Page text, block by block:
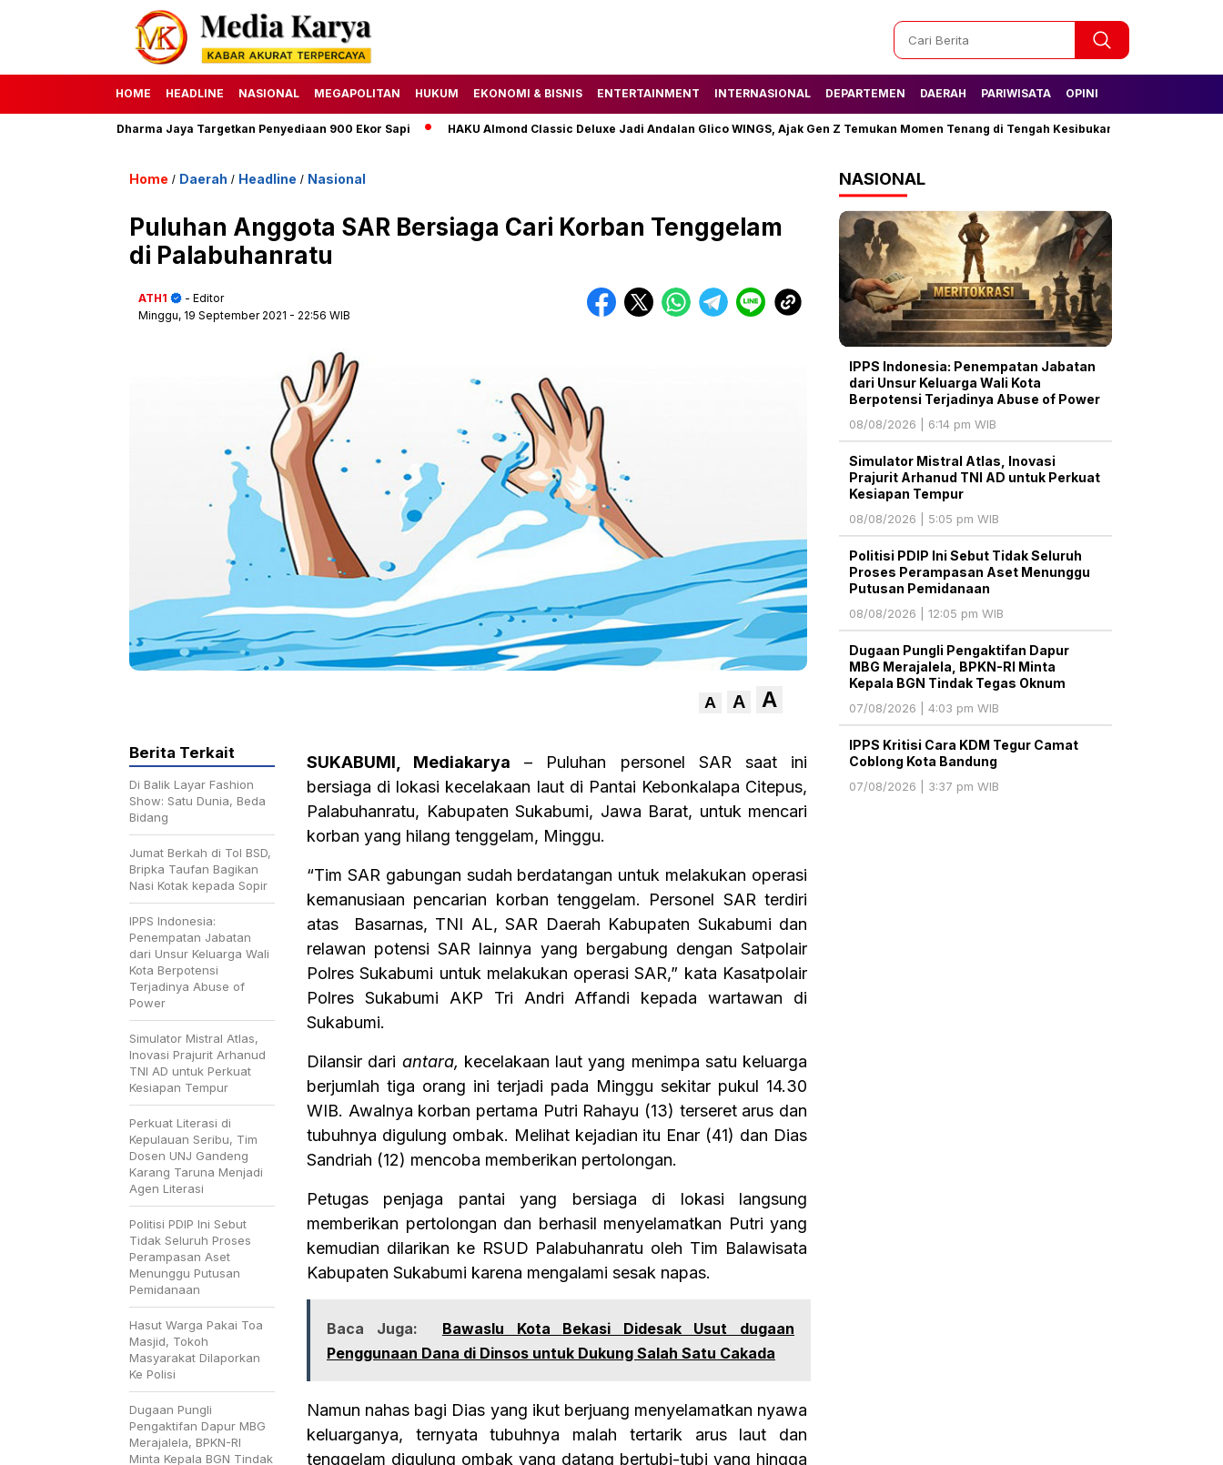
HOME HEADLINE NASIONAL MEGAPOLITAN HUKUM EKONOMI & BISNIS ENTERTAINMENT INTERNASIONAL DEPARTEMEN DAERAH PARIWISATA OPINI
H, Perumda Dharma Jaya Targetkan Penyediaan 900 Ekor Sapi HAKU Almond Classic Deluxe Jadi Andalan Glico WINGS, Ajak Gen Z Temukan Momen Tenang di Tengah Kesibukan
Home / Daerah / Headline / Nasional
Puluhan Anggota SAR Bersiaga Cari Korban Tenggelam
di Palabuhanratu
ATH1
- Editor
Minggu, 19 September 2021 - 22:56 WIB
A A A
SUKABUMI, Mediakarya – Puluhan personel SAR saat ini
bersiaga di lokasi kecelakaan laut di Pantai Kebonkalapa Citepus,
Palabuhanratu, Kabupaten Sukabumi, Jawa Barat, untuk mencari
korban yang hilang tenggelam, Minggu.
“Tim SAR gabungan sudah berdatangan untuk melakukan operasi
kemanusiaan pencarian korban tenggelam. Personel SAR terdiri
atas Basarnas, TNI AL, SAR Daerah Kabupaten Sukabumi dan
relawan potensi SAR lainnya yang bergabung dengan Satpolair
Polres Sukabumi untuk melakukan operasi SAR,” kata Kasatpolair
Polres Sukabumi AKP Tri Andri Affandi kepada wartawan di
Sukabumi.
Dilansir dari antara, kecelakaan laut yang menimpa satu keluarga
berjumlah tiga orang ini terjadi pada Minggu sekitar pukul 14.30
WIB. Awalnya korban pertama Putri Rahayu (13) terseret arus dan
tubuhnya digulung ombak. Melihat kejadian itu Enar (41) dan Dias
Sandriah (12) mencoba memberikan pertolongan.
Petugas penjaga pantai yang bersiaga di lokasi langsung
memberikan pertolongan dan berhasil menyelamatkan Putri yang
kemudian dilarikan ke RSUD Palabuhanratu oleh Tim Balawisata
Kabupaten Sukabumi karena mengalami sesak napas.
Baca Juga:
Bawaslu Kota Bekasi Didesak Usut dugaan
Penggunaan Dana di Dinsos untuk Dukung Salah Satu Cakada
Namun nahas bagi Dias yang ikut berjuang menyelamatkan nyawa
keluarganya, ternyata tubuhnya malah tertarik arus laut dan
tenggelam digulung ombak yang datang bertubi-tubi yang hingga
Berita Terkait
Di Balik Layar Fashion
Show: Satu Dunia, Beda
Bidang
Jumat Berkah di Tol BSD,
Bripka Taufan Bagikan
Nasi Kotak kepada Sopir
IPPS Indonesia:
Penempatan Jabatan
dari Unsur Keluarga Wali
Kota Berpotensi
Terjadinya Abuse of
Power
Simulator Mistral Atlas,
Inovasi Prajurit Arhanud
TNI AD untuk Perkuat
Kesiapan Tempur
Perkuat Literasi di
Kepulauan Seribu, Tim
Dosen UNJ Gandeng
Karang Taruna Menjadi
Agen Literasi
Politisi PDIP Ini Sebut
Tidak Seluruh Proses
Perampasan Aset
Menunggu Putusan
Pemidanaan
Hasut Warga Pakai Toa
Masjid, Tokoh
Masyarakat Dilaporkan
Ke Polisi
Dugaan Pungli
Pengaktifan Dapur MBG
Merajalela, BPKN-RI
Minta Kepala BGN Tindak
NASIONAL
IPPS Indonesia: Penempatan Jabatan
dari Unsur Keluarga Wali Kota
Berpotensi Terjadinya Abuse of Power
08/08/2026 | 6:14 pm WIB
Simulator Mistral Atlas, Inovasi
Prajurit Arhanud TNI AD untuk Perkuat
Kesiapan Tempur
08/08/2026 | 5:05 pm WIB
Politisi PDIP Ini Sebut Tidak Seluruh
Proses Perampasan Aset Menunggu
Putusan Pemidanaan
08/08/2026 | 12:05 pm WIB
Dugaan Pungli Pengaktifan Dapur
MBG Merajalela, BPKN-RI Minta
Kepala BGN Tindak Tegas Oknum
07/08/2026 | 4:03 pm WIB
IPPS Kritisi Cara KDM Tegur Camat
Coblong Kota Bandung
07/08/2026 | 3:37 pm WIB